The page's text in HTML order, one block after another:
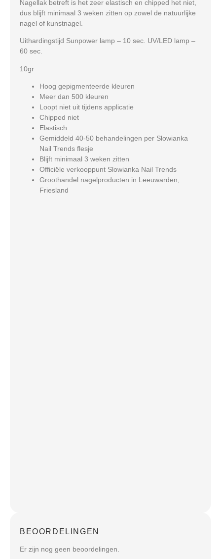
Nagellak betreft is het zeer elastisch en chipped het niet,
dus blijft minimaal 3 weken zitten op zowel de natuurlijke
nagel of kunstnagel.
Uithardingstijd Sunpower lamp – 10 sec. UV/LED lamp –
60 sec.
10gr
Hoog gepigmenteerde kleuren
Meer dan 500 kleuren
Loopt niet uit tijdens applicatie
Chipped niet
Elastisch
Gemiddeld 40-50 behandelingen per Slowianka
Nail Trends flesje
Blijft minimaal 3 weken zitten
Officiële verkooppunt Slowianka Nail Trends
Groothandel nagelproducten in Leeuwarden,
Friesland
BEOORDELINGEN
Er zijn nog geen beoordelingen.